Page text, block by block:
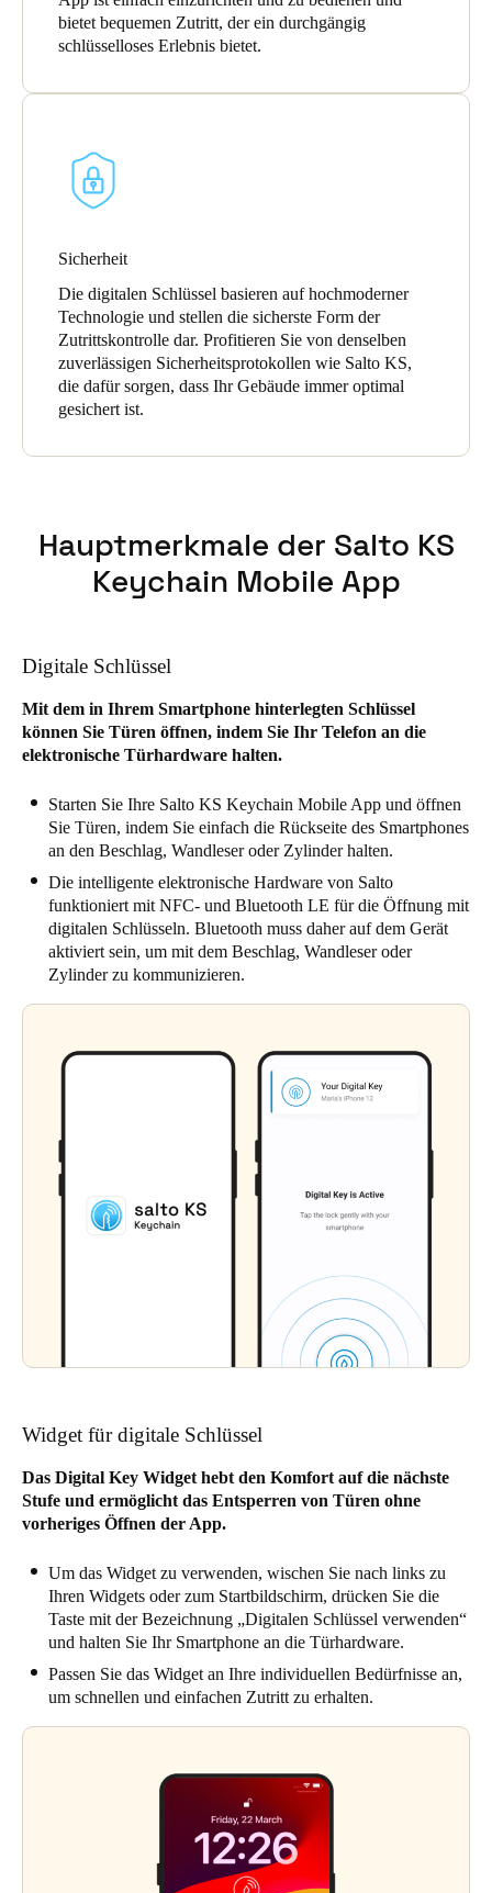
bietet bequemen Zutritt, der ein durchgängig
schlüsselloses Erlebnis bietet.
Sicherheit
Die digitalen Schlüssel basieren auf hochmoderner
Technologie und stellen die sicherste Form der
Zutrittskontrolle dar. Profitieren Sie von denselben
zuverlässigen Sicherheitsprotokollen wie Salto KS,
die dafür sorgen, dass Ihr Gebäude immer optimal
gesichert ist.
Hauptmerkmale der Salto KS
Keychain Mobile App
Digitale Schlüssel
Mit dem in Ihrem Smartphone hinterlegten Schlüssel
können Sie Türen öffnen, indem Sie Ihr Telefon an die
elektronische Türhardware halten.
Starten Sie Ihre Salto KS Keychain Mobile App und öffnen
Sie Türen, indem Sie einfach die Rückseite des Smartphones
an den Beschlag, Wandleser oder Zylinder halten.
Die intelligente elektronische Hardware von Salto
funktioniert mit NFC- und Bluetooth LE für die Öffnung mit
digitalen Schlüsseln. Bluetooth muss daher auf dem Gerät
aktiviert sein, um mit dem Beschlag, Wandleser oder
Zylinder zu kommunizieren.
Widget für digitale Schlüssel
Das Digital Key Widget hebt den Komfort auf die nächste
Stufe und ermöglicht das Entsperren von Türen ohne
vorheriges Öffnen der App.
Um das Widget zu verwenden, wischen Sie nach links zu
Ihren Widgets oder zum Startbildschirm, drücken Sie die
Taste mit der Bezeichnung „Digitalen Schlüssel verwenden“
und halten Sie Ihr Smartphone an die Türhardware.
Passen Sie das Widget an Ihre individuellen Bedürfnisse an,
um schnellen und einfachen Zutritt zu erhalten.